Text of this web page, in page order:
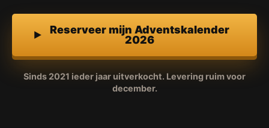
Reserveer mijn Adventskalender
2026
Sinds 2021 ieder jaar uitverkocht. Levering ruim voor
december.